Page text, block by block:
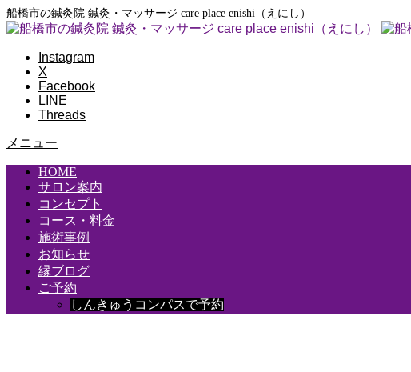
船橋市の鍼灸院 鍼灸・マッサージ care place enishi（えにし）
Instagram
X
Facebook
LINE
Threads
メニュー
HOME
サロン案内
コンセプト
コース・料金
施術事例
お知らせ
縁ブログ
ご予約
しんきゅうコンパスで予約